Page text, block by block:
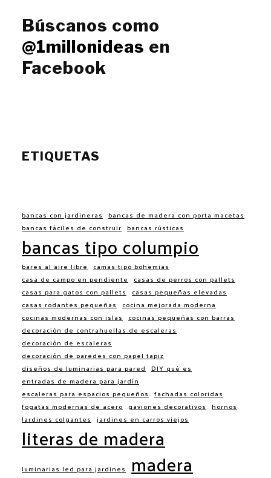
Búscanos como
@1millonideas en
Facebook
ETIQUETAS
bancas con jardineras bancas de madera con porta macetas
bancas fáciles de construir bancas rústicas
bancas tipo columpio
bares al aire libre
camas tipo bohemias
casa de campo en pendiente
casas de perros con pallets
casas para gatos con pallets
casas pequeñas elevadas
casas rodantes pequeñas
cocina mejorada moderna
cocinas modernas con islas
cocinas pequeñas con barras
decoración de contrahuellas de escaleras
decoración de escaleras
decoración de paredes con papel tapiz
diseños de luminarias para pared DIY qué es
entradas de madera para jardín
escaleras para espacios pequeños fachadas coloridas
fogatas modernas de acero gaviones decorativos hornos
Jardines colgantes jardines en carros viejos
literas de madera
luminarias led para jardines madera